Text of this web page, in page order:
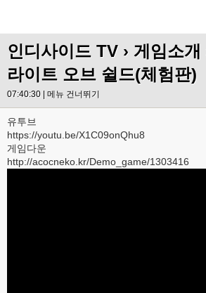
인디사이드 TV › 게임소개
라이트 오브 쉴드(체험판)
07:40:30 | 메뉴 건너뛰기
유투브
https://youtu.be/X1C09onQhu8
게임다운
http://acocneko.kr/Demo_game/1303416